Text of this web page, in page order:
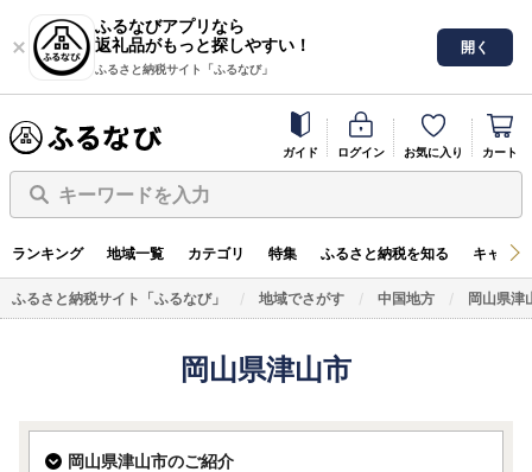
ふるなびアプリなら
返礼品がもっと探しやすい！
ふるさと納税サイト「ふるなび」
開く
ガイド ログイン お気に入り カート
キーワードを入力
ランキング 地域一覧 カテゴリ 特集 ふるさと納税を知る キャン
ふるさと納税サイト「ふるなび」 地域でさがす 中国地方 岡山県津
岡山県津山市
岡山県津山市のご紹介